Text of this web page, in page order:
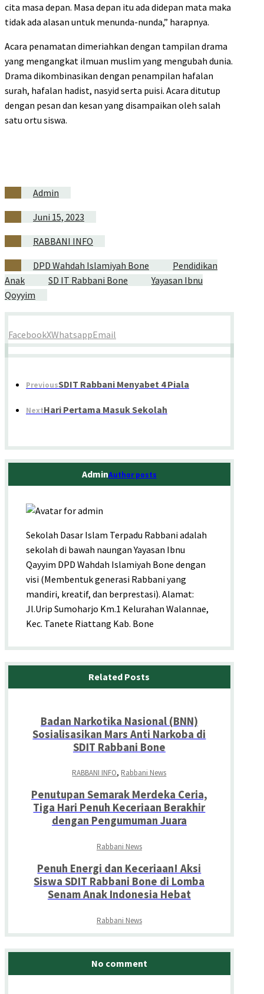
cita masa depan. Masa depan itu ada didepan mata maka
tidak ada alasan untuk menunda-nunda,” harapnya.
Acara penamatan dimeriahkan dengan tampilan drama
yang mengangkat ilmuan muslim yang mengubah dunia.
Drama dikombinasikan dengan penampilan hafalan
surah, hafalan hadist, nasyid serta puisi. Acara ditutup
dengan pesan dan kesan yang disampaikan oleh salah
satu ortu siswa.
Admin
Juni 15, 2023
RABBANI INFO
DPD Wahdah Islamiyah Bone
Pendidikan
Anak
SD IT Rabbani Bone
Yayasan Ibnu
Qoyyim
FacebookXWhatsappEmail
PreviousSDIT Rabbani Menyabet 4 Piala
NextHari Pertama Masuk Sekolah
AdminAuthor posts
Sekolah Dasar Islam Terpadu Rabbani adalah
sekolah di bawah naungan Yayasan Ibnu
Qayyim DPD Wahdah Islamiyah Bone dengan
visi (Membentuk generasi Rabbani yang
mandiri, kreatif, dan berprestasi). Alamat:
Jl.Urip Sumoharjo Km.1 Kelurahan Walannae,
Kec. Tanete Riattang Kab. Bone
Related Posts
Badan Narkotika Nasional (BNN)
Sosialisasikan Mars Anti Narkoba di
SDIT Rabbani Bone
RABBANI INFO, Rabbani News
Penutupan Semarak Merdeka Ceria,
Tiga Hari Penuh Keceriaan Berakhir
dengan Pengumuman Juara
Rabbani News
Penuh Energi dan Keceriaan! Aksi
Siswa SDIT Rabbani Bone di Lomba
Senam Anak Indonesia Hebat
Rabbani News
No comment